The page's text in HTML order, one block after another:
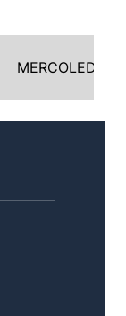
MERCOLEDÌ